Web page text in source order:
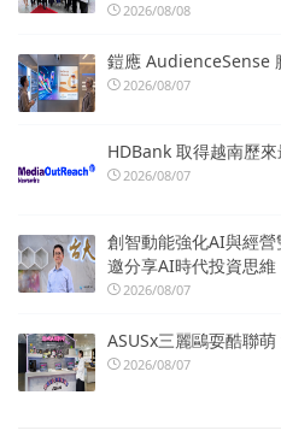
2026/08/08
鎧應 AudienceSense
2026/08/07
HDBank 取得越南歷
2026/08/07
創智動能強化AI與經
邀分享AI時代投資思維
2026/08/07
ASUSx三麗鷗耍酷聯
2026/08/07